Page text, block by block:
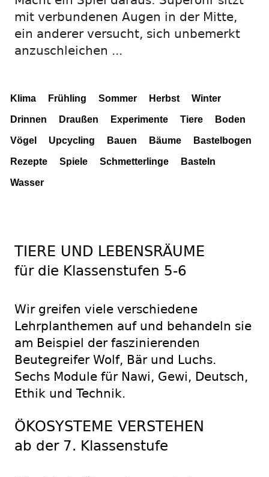
mit verbundenen Augen in der Mitte,
ein anderer versucht, sich unbemerkt
anzuschleichen ...
Klima Frühling Sommer Herbst Winter
Drinnen Draußen Experimente Tiere Boden
Vögel Upcycling Bauen Bäume Bastelbogen
Rezepte Spiele Schmetterlinge Basteln
Wasser
TIERE UND LEBENSRÄUME
für die Klassenstufen 5-6
Wir greifen viele verschiedene
Lehrplanthemen auf und behandeln sie
am Beispiel der faszinierenden
Beutegreifer Wolf, Bär und Luchs.
Sechs Module für Nawi, Gewi, Deutsch,
Ethik und Technik.
ÖKOSYSTEME VERSTEHEN
ab der 7. Klassenstufe